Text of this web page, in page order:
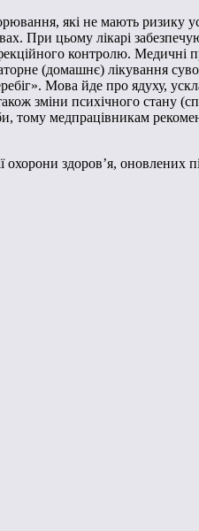
які не мають ризику
При цьому лікарі
контролю.
(домашнє) лікування
Мова йде про ядуху,
зміни психічного стану
медпрацівникам
охорони здоров’я,